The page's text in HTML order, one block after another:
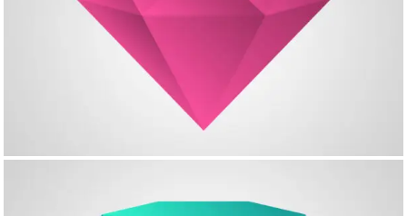
Very Small Project